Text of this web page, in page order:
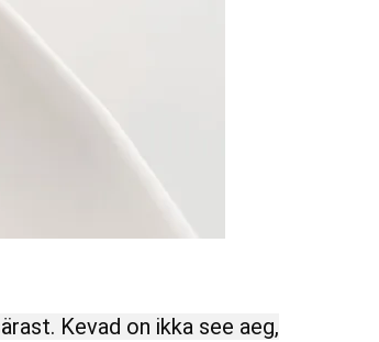
Kevad on ikka see aeg,